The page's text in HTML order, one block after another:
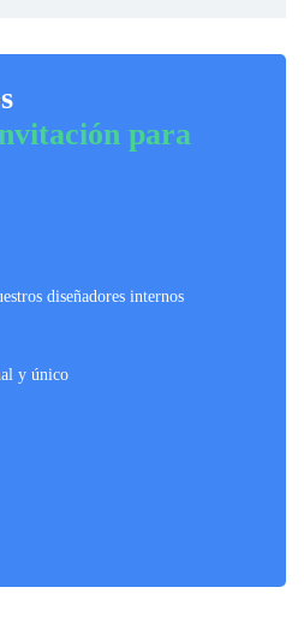
para
diseñadores internos
y único